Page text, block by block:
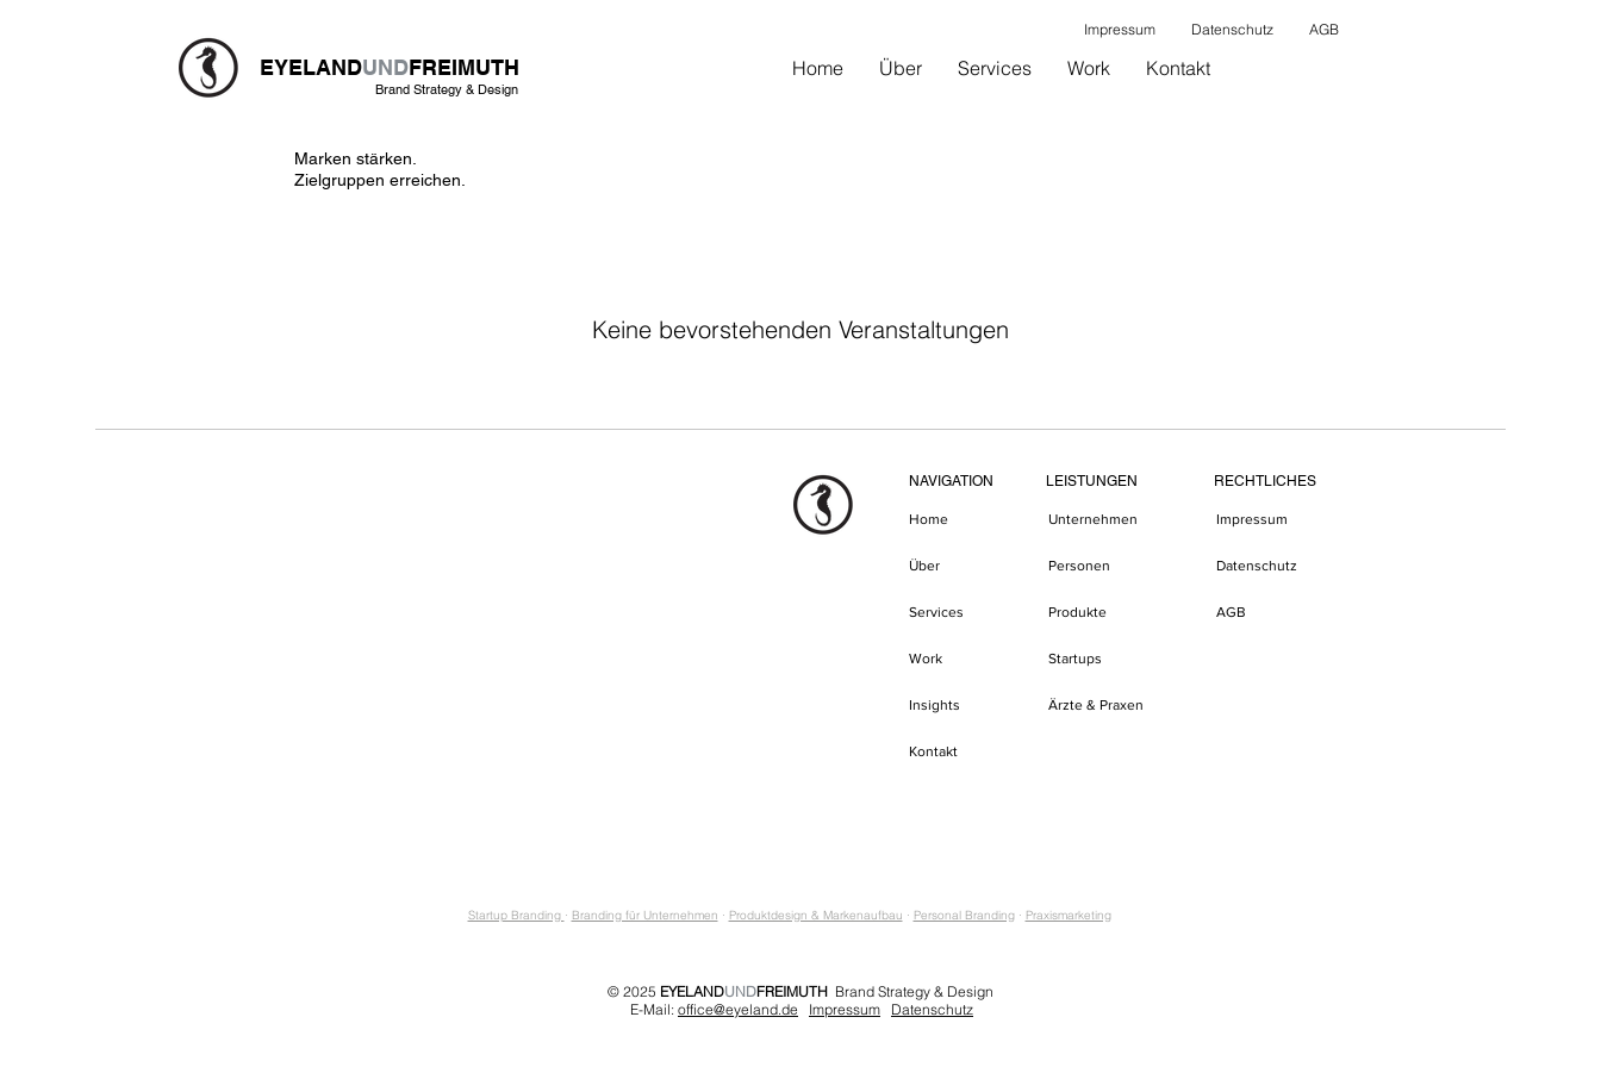
EYELANDUNDFREIMUTH
Brand Strategy & Design
Marken stärken.
Zielgruppen erreichen.
Home Über Services Work Kontakt
Impressum Datenschutz AGB
Keine bevorstehenden Veranstaltungen
NAVIGATION LEISTUNGEN RECHTLICHES
Home
Über
Services
Work
Insights
Kontakt
Unternehmen
Personen
Produkte
Startups
Ärzte & Praxen
Impressum
Datenschutz
AGB
Startup Branding · Branding für Unternehmen · Produktdesign & Markenaufbau · Personal Branding· Praxismarketing
© 2025 EYELANDUNDFREIMUTHBrand Strategy & Design
E-Mail: office@eyeland.de Impressum Datenschutz